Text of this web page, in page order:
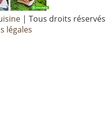
| Tous droits réservés
légales